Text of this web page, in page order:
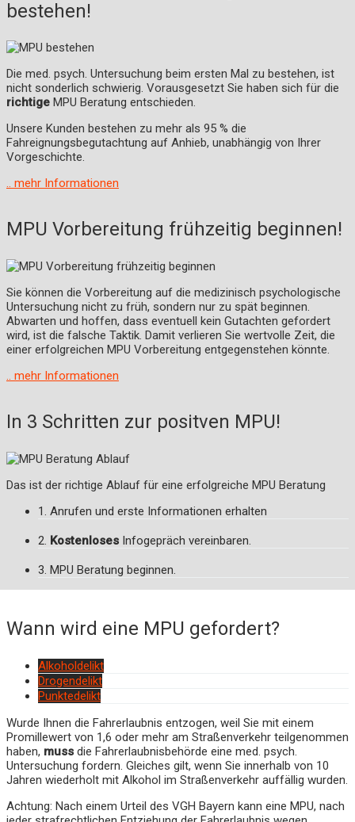
bestehen!
Die med. psych. Untersuchung beim ersten Mal zu bestehen, ist
nicht sonderlich schwierig. Vorausgesetzt Sie haben sich für die
richtige MPU Beratung entschieden.
Unsere Kunden bestehen zu mehr als 95 % die
Fahreignungsbegutachtung auf Anhieb, unabhängig von Ihrer
Vorgeschichte.
.. mehr Informationen
MPU Vorbereitung frühzeitig beginnen!
Sie können die Vorbereitung auf die medizinisch psychologische
Untersuchung nicht zu früh, sondern nur zu spät beginnen.
Abwarten und hoffen, dass eventuell kein Gutachten gefordert
wird, ist die falsche Taktik. Damit verlieren Sie wertvolle Zeit, die
einer erfolgreichen MPU Vorbereitung entgegenstehen könnte.
.. mehr Informationen
In 3 Schritten zur positven MPU!
Das ist der richtige Ablauf für eine erfolgreiche MPU Beratung
1. Anrufen und erste Informationen erhalten
2. Kostenloses Infogepräch vereinbaren.
3. MPU Beratung beginnen.
Wann wird eine MPU gefordert?
Alkoholdelikt
Drogendelikt
Punktedelikt
Wurde Ihnen die Fahrerlaubnis entzogen, weil Sie mit einem
Promillewert von 1,6 oder mehr am Straßenverkehr teilgenommen
haben, muss die Fahrerlaubnisbehörde eine med. psych.
Untersuchung fordern. Gleiches gilt, wenn Sie innerhalb von 10
Jahren wiederholt mit Alkohol im Straßenverkehr auffällig wurden.
Achtung: Nach einem Urteil des VGH Bayern kann eine MPU, nach